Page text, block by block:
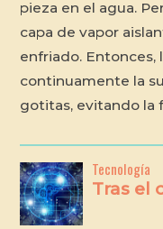
pieza en el agua.
capa de vapor
enfriado. Entonces,
continuamente la
gotitas, evitando la
Tecnología
Tras el